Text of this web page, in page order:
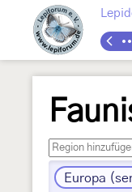
Europa